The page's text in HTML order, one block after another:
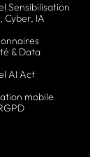
Sensibilisation
Cyber, IA
& Data
AI Act
mobile